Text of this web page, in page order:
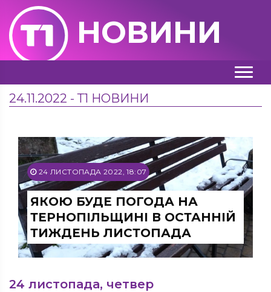
НОВИНИ
24.11.2022 - Т1 НОВИНИ
24 ЛИСТОПАДА 2022, 18:07
ЯКОЮ БУДЕ ПОГОДА НА
ТЕРНОПІЛЬЩИНІ В ОСТАННІЙ
ТИЖДЕНЬ ЛИСТОПАДА
24 листопада, четвер